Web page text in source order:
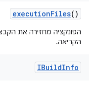
executionFiles()
הפונקציה מחזירה את
הקריאה.
IBuildInfo